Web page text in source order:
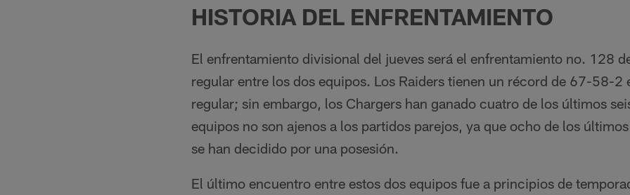
HISTORIA DEL ENFRENTAMIENTO
El enfrentamiento divisional del jueves será el enfrentamiento no. 128
regular entre los dos equipos. Los Raiders tienen un récord de 67-58-2
regular; sin embargo, los Chargers han ganado cuatro de los últimos
equipos no son ajenos a los partidos parejos, ya que ocho de los
se han decidido por una posesión.
El último encuentro entre estos dos equipos fue a principios de